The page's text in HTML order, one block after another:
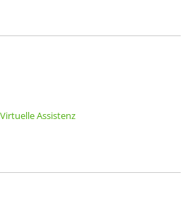
Virtuelle Assistenz